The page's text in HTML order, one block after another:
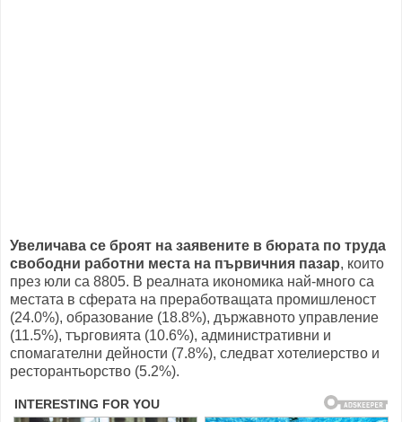
Увеличава се броят на заявените в бюрата по труда
свободни работни места на първичния пазар, които
през юли са 8805. В реалната икономика най-много са
местата в сферата на преработващата промишленост
(24.0%), образование (18.8%), държавното управление
(11.5%), търговията (10.6%), административни и
спомагателни дейности (7.8%), следват хотелиерство и
ресторантьорство (5.2%).